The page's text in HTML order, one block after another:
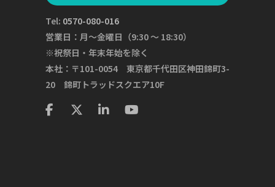
Tel: 0570-080-016
営業日：月～金曜日（9:30 ～ 18:30）
※祝祭日・年末年始を除く
本社：〒101-0054 東京都千代田区神田錦町3-
20 錦町トラッドスクエア10F